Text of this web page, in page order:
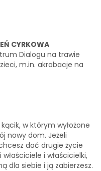
CYRKOWA
Dialogu na trawie
m.in. akrobacje na
w którym wyłożone
nowy dom. Jeżeli
dać drugie życie
i właścicielki,
dla siebie i ją zabierzesz.